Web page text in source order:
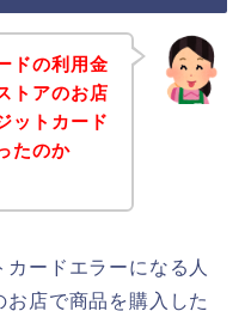
ドの利用金
トアのお店
ットカード
たのか
カードエラーになる人
店で商品を購入した